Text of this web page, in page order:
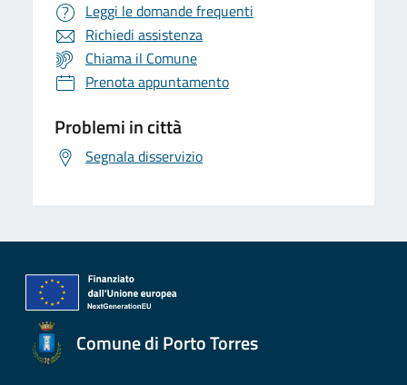
Leggi le domande frequenti
Richiedi assistenza
Chiama il Comune
Prenota appuntamento
Problemi in città
Segnala disservizio
Comune di Porto Torres